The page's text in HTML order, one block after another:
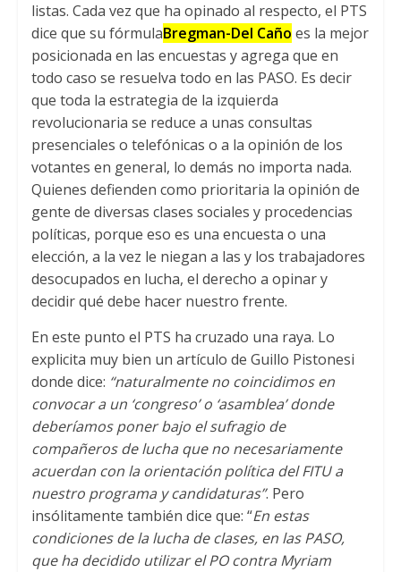
listas. Cada vez que ha opinado al respecto, el PTS
dice que su fórmulaBregman-Del Caño es la mejor
posicionada en las encuestas y agrega que en
todo caso se resuelva todo en las PASO. Es decir
que toda la estrategia de la izquierda
revolucionaria se reduce a unas consultas
presenciales o telefónicas o a la opinión de los
votantes en general, lo demás no importa nada.
Quienes defienden como prioritaria la opinión de
gente de diversas clases sociales y procedencias
políticas, porque eso es una encuesta o una
elección, a la vez le niegan a las y los trabajadores
desocupados en lucha, el derecho a opinar y
decidir qué debe hacer nuestro frente.
En este punto el PTS ha cruzado una raya. Lo
explicita muy bien un artículo de Guillo Pistonesi
donde dice: “naturalmente no coincidimos en
convocar a un ‘congreso’ o ‘asamblea’ donde
deberíamos poner bajo el sufragio de
compañeros de lucha que no necesariamente
acuerdan con la orientación política del FITU a
nuestro programa y candidaturas”. Pero
insólitamente también dice que: “En estas
condiciones de la lucha de clases, en las PASO,
que ha decidido utilizar el PO contra Myriam